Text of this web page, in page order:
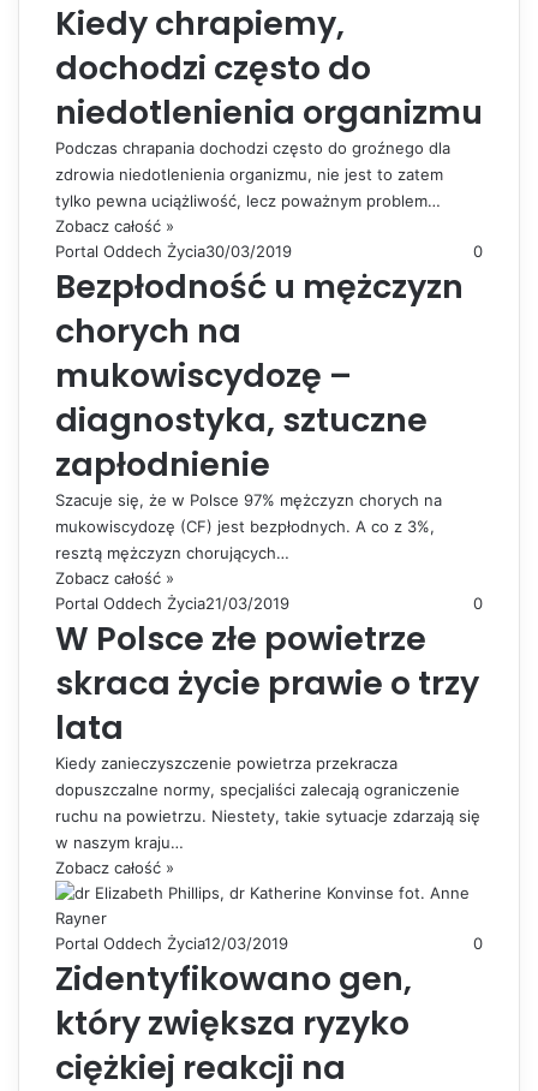
Kiedy chrapiemy,
dochodzi często do
niedotlenienia organizmu
Podczas chrapania dochodzi często do groźnego dla
zdrowia niedotlenienia organizmu, nie jest to zatem
tylko pewna uciążliwość, lecz poważnym problem…
Zobacz całość »
Portal Oddech Życia30/03/2019 0
Bezpłodność u mężczyzn
chorych na
mukowiscydozę –
diagnostyka, sztuczne
zapłodnienie
Szacuje się, że w Polsce 97% mężczyzn chorych na
mukowiscydozę (CF) jest bezpłodnych. A co z 3%,
resztą mężczyzn chorujących…
Zobacz całość »
Portal Oddech Życia21/03/2019 0
W Polsce złe powietrze
skraca życie prawie o trzy
lata
Kiedy zanieczyszczenie powietrza przekracza
dopuszczalne normy, specjaliści zalecają ograniczenie
ruchu na powietrzu. Niestety, takie sytuacje zdarzają się
w naszym kraju…
Zobacz całość »
Portal Oddech Życia12/03/2019 0
Zidentyfikowano gen,
który zwiększa ryzyko
ciężkiej reakcji na